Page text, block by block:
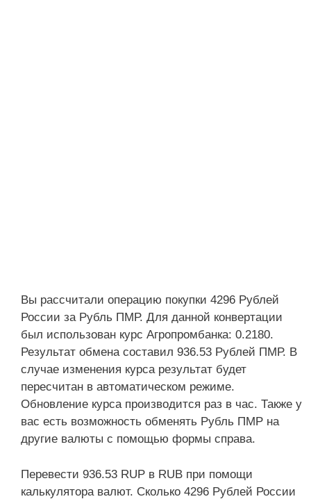
Вы рассчитали операцию покупки 4296 Рублей
России за Рубль ПМР. Для данной конвертации
был использован курс Агропромбанка: 0.2180.
Результат обмена составил 936.53 Рублей ПМР. В
случае изменения курса результат будет
пересчитан в автоматическом режиме.
Обновление курса производится раз в час. Также у
вас есть возможность обменять Рубль ПМР на
другие валюты с помощью формы справа.
Перевести 936.53 RUP в RUB при помощи
калькулятора валют. Сколько 4296 Рублей России